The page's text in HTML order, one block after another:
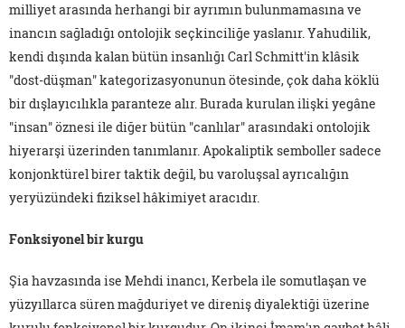
milliyet arasında herhangi bir ayrımın bulunmamasına ve
inancın sağladığı ontolojik seçkinciliğe yaslanır. Yahudilik,
kendi dışında kalan bütün insanlığı Carl Schmitt'in klâsik
"dost-düşman" kategorizasyonunun ötesinde, çok daha köklü
bir dışlayıcılıkla paranteze alır. Burada kurulan ilişki yegâne
"insan" öznesi ile diğer bütün "canlılar" arasındaki ontolojik
hiyerarşi üzerinden tanımlanır. Apokaliptik semboller sadece
konjonktürel birer taktik değil, bu varoluşsal ayrıcalığın
yeryüzündeki fiziksel hâkimiyet aracıdır.
Fonksiyonel bir kurgu
Şia havzasında ise Mehdi inancı, Kerbela ile somutlaşan ve
yüzyıllarca süren mağduriyet ve direniş diyalektiği üzerine